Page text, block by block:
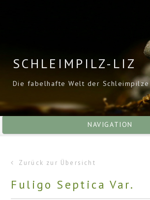
SCHLEIMPILZ-LIZ
Die fabelhafte Welt der Schleimpilze
NAVIGATION
Zurück zur Übersicht
Fuligo Septica Var.